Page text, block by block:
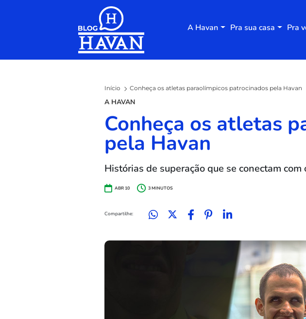
A Havan Pra sua casa Pra
Início Conheça os atletas paraolímpicos patrocinados pela Havan
A HAVAN
Conheça os atletas
pela Havan
Histórias de superação que se conectam
ABR 10 3MINUTOS
Compartilhe: